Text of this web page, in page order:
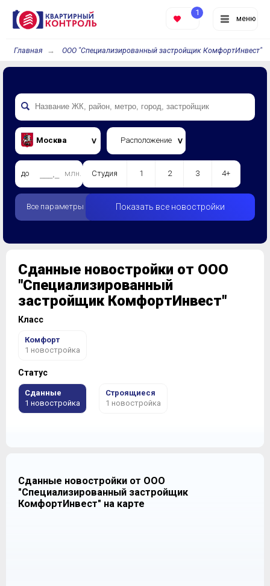
меню
1
Главная ООО "Специализированный застройщик КомфортИнвест"
Москва Расположение
до млн. Студия 1 2 3 4+
Все параметры Показать все новостройки
Сданные новостройки от ООО
"Специализированный
застройщик КомфортИнвест"
Класс
Комфорт
1 новостройка
Статус
Сданные
1 новостройка
Строящиеся
1 новостройка
Сданные новостройки от ООО
"Специализированный застройщик
КомфортИнвест" на карте